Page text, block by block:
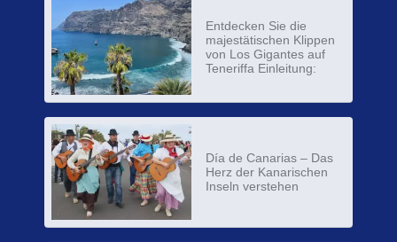
Entdecken Sie die
majestätischen Klippen
von Los Gigantes auf
Teneriffa Einleitung:
Día de Canarias – Das
Herz der Kanarischen
Inseln verstehen